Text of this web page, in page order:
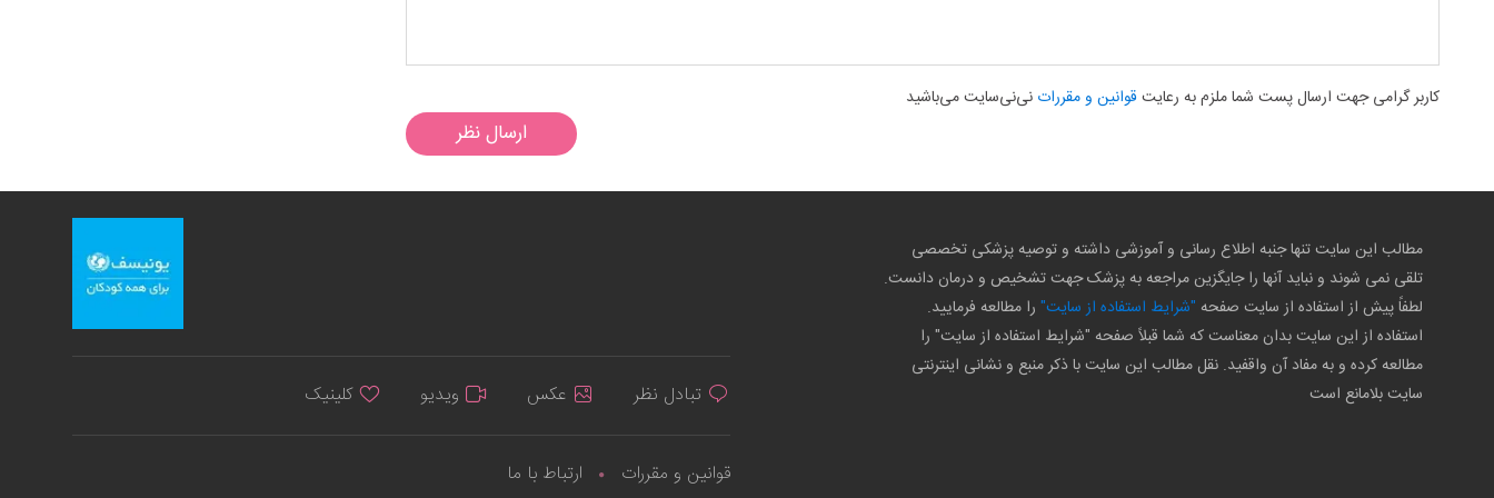
کاربر گرامی جهت ارسال پست شما ملزم به رعایت قوانین و مقرراتنی‌نی‌سایت می‌باشید
ارسال نظر
مطالب این سایت تنها جنبه اطلاع رسانی و آموزشی داشته و توصیه پزشکی تخصصی
تلقی نمی شوند و نباید آنها را جایگزین مراجعه به پزشک جهت تشخیص و درمان دانست.
لطفاً پیش از استفاده از سایت صفحه "شرایط استفاده از سایت" را مطالعه فرمایید.
استفاده از این سایت بدان معناست که شما قبلاً صفحه "شرایط استفاده از سایت" را
مطالعه کرده و به مفاد آن واقفید. نقل مطالب این سایت با ذکر منبع و نشانی اینترنتی
سایت بلامانع است
تبادل نظر عکس ویدیو کلینیک
قوانین و مقررات ارتباط با ما